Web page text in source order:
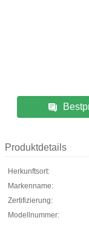
Produktdetails
Herkunftsort:
Markenname:
Zertifizierung:
Modellnummer: